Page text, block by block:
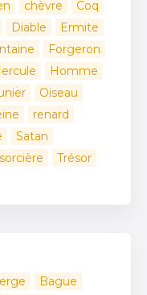
chèvre
Coq
Diable
Ermite
Forgeron
Homme
Oiseau
renard
Satan
sorcière
Trésor
Bague